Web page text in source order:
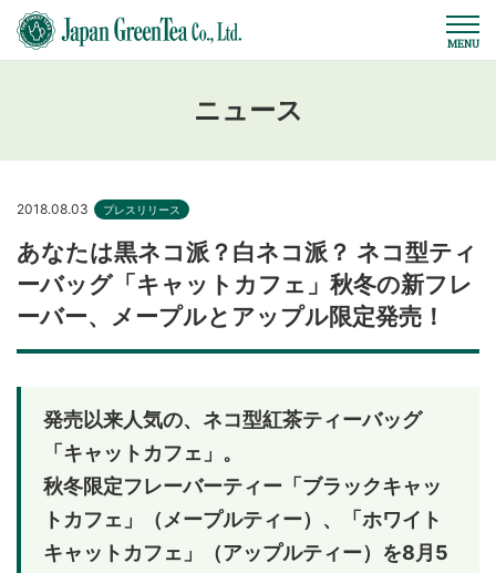
ニュース
2018.08.03 プレスリリース
あなたは黒ネコ派？白ネコ派？ ネコ型ティ
ーバッグ「キャットカフェ」秋冬の新フレ
ーバー、メープルとアップル限定発売！
発売以来人気の、ネコ型紅茶ティーバッグ
「キャットカフェ」。
秋冬限定フレーバーティー「ブラックキャッ
トカフェ」（メープルティー）、「ホワイト
キャットカフェ」（アップルティー）を8月5